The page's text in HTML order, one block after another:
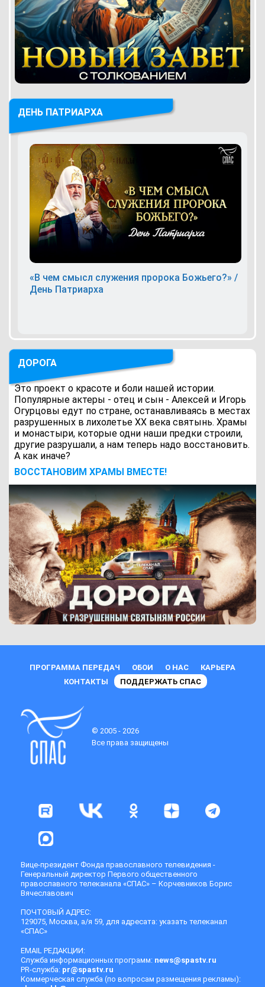
ДЕНЬ ПАТРИАРХА
«В чем смысл служения пророка Божьего?» /
День Патриарха
ДОРОГА
Это проект о красоте и боли нашей истории.
Популярные актеры - отец и сын - Алексей и Игорь
Огурцовы едут по стране, останавливаясь в местах
разрушенных в лихолетье ХХ века святынь. Храмы
и монастыри, которые одни наши предки строили,
другие разрушали, а нам теперь надо восстановить.
А как иначе?
ВОCСТАНОВИМ ХРАМЫ ВМЕСТЕ!
ПРОГРАММА ПЕРЕДАЧ ОБОИ О НАС
КАРЬЕРА
КОНТАКТЫ
ПОДДЕРЖАТЬ СПАС
© 2005 - 2026
Все права защищены
Вице-президент Фонда православного телевидения -
Генеральный директор Первого общественного
православного телеканала «СПАС» – Корчевников Борис
Вячеславович
ПОЧТОВЫЙ АДРЕС:
129075, Москва, а/я 59, для адресата: указать телеканал
«СПАС»
EMAIL РЕДАКЦИИ:
Служба информационных программ: news@spastv.ru
PR-служба: pr@spastv.ru
Коммерческая служба (по вопросам размещения рекламы):